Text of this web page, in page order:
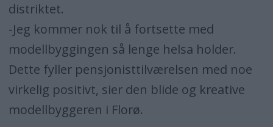
distriktet.
-Jeg kommer nok til å fortsette med
modellbyggingen så lenge helsa holder.
Dette fyller pensjonisttilværelsen med noe
virkelig positivt, sier den blide og kreative
modellbyggeren i Florø.